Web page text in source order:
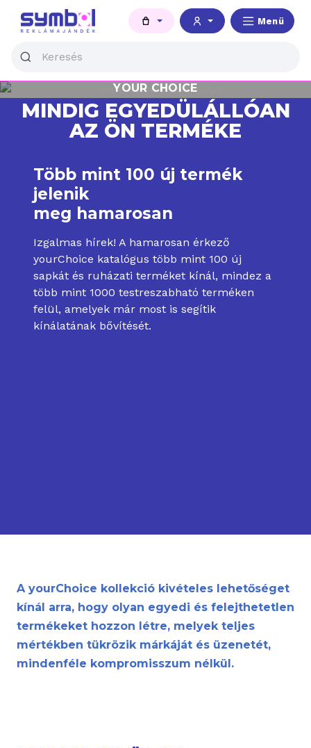
Menü
YOUR CHOICE
MINDIG EGYEDÜLÁLLÓAN
AZ ÖN TERMÉKE
Több mint 100 új termék
jelenik
meg hamarosan
Izgalmas hírek! A hamarosan érkező
yourChoice katalógus több mint 100 új
sapkát és ruházati terméket kínál, mindez a
több mint 1000 testreszabható terméken
felül, amelyek már most is segítik
kínálatának bővítését.
A yourChoice kollekció kivételes lehetőséget
kínál arra, hogy olyan egyedi és felejthetetlen
termékeket hozzon létre, melyek teljes
mértékben tükrözik márkáját és üzenetét,
mindenféle kompromisszum nélkül.